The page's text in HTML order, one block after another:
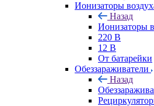
Ионизаторы
Назад
Ионизаторы
220 В
12 В
От батарейки
Обеззараживатели
Назад